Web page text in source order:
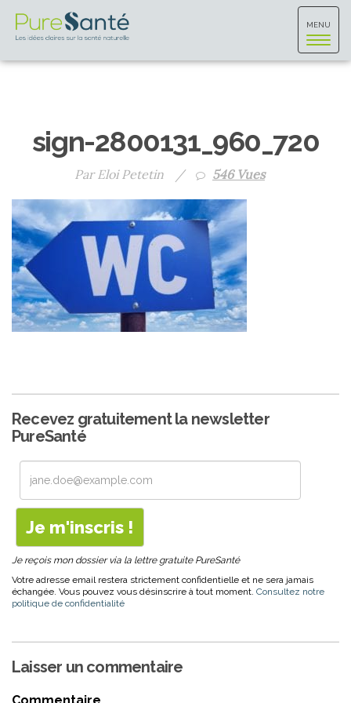
Toggle
MENU
sign-2800131_960_720
Par Eloi Petetin / 546 Vues
Recevez gratuitement la newsletter
PureSanté
Je reçois mon dossier via la lettre gratuite PureSanté
Votre adresse email restera strictement confidentielle et ne sera jamais
échangée. Vous pouvez vous désinscrire à tout moment. Consultez notre
politique de confidentialité
Laisser un commentaire